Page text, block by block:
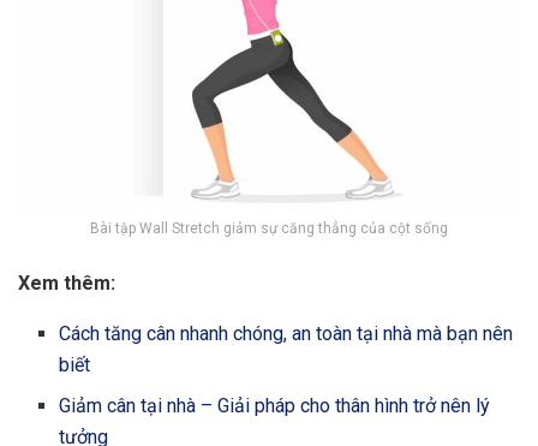
Bài tập Wall Stretch giảm sự căng thẳng của cột sống
Xem thêm:
Cách tăng cân nhanh chóng, an toàn tại nhà mà bạn nên
biết
Giảm cân tại nhà – Giải pháp cho thân hình trở nên lý
tưởng